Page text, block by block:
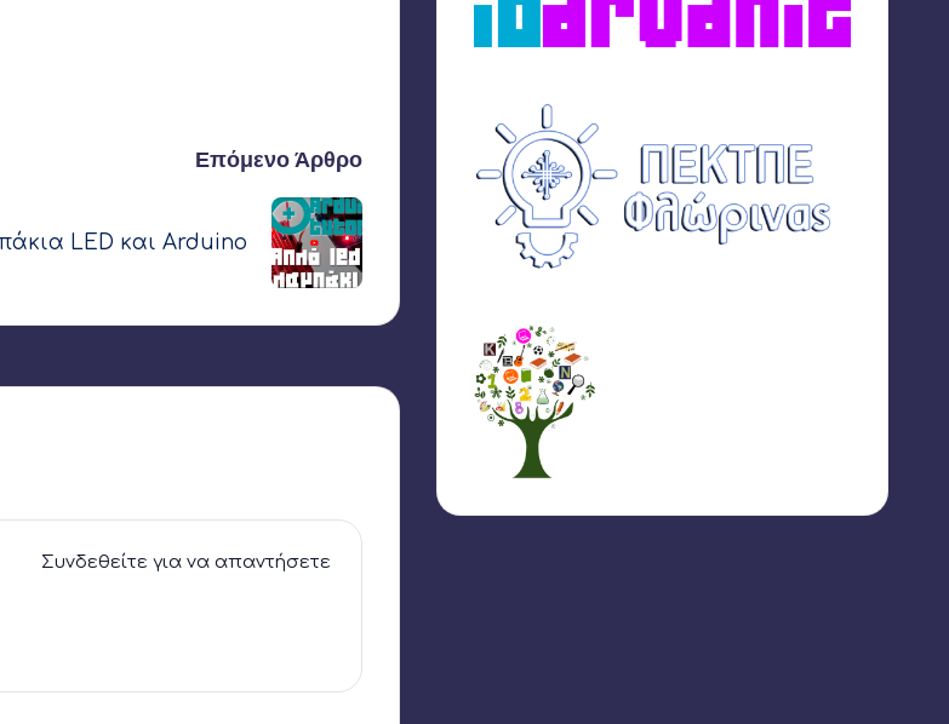
Επόμενο Άρθρο
LED και Arduino
Συνδεθείτε για να απαντήσετε